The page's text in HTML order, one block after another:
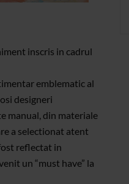
inscris in cadrul
emblematic al
designeri
manual, din materiale
a selectionat atent
reflectat in
un “must have” la